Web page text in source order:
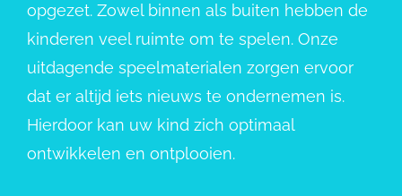
opgezet. Zowel binnen als buiten hebben de
kinderen veel ruimte om te spelen. Onze
uitdagende speelmaterialen zorgen ervoor
dat er altijd iets nieuws te ondernemen is.
Hierdoor kan uw kind zich optimaal
ontwikkelen en ontplooien.